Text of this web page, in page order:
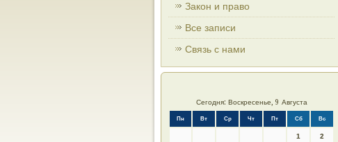
Закон и право
Все записи
Связь с нами
Сегодня: Воскресенье, 9 Августа
Пн Вт Ср Чт Пт Сб Вс
1 2